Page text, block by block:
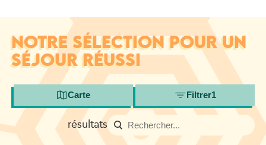
NOTRE SÉLECTION POUR UN
SÉJOUR RÉUSSI
Carte Filtrer1
résultats